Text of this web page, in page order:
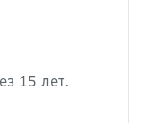
15 лет.